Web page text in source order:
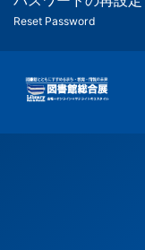
ザ
ー
用
メ
Reset Password